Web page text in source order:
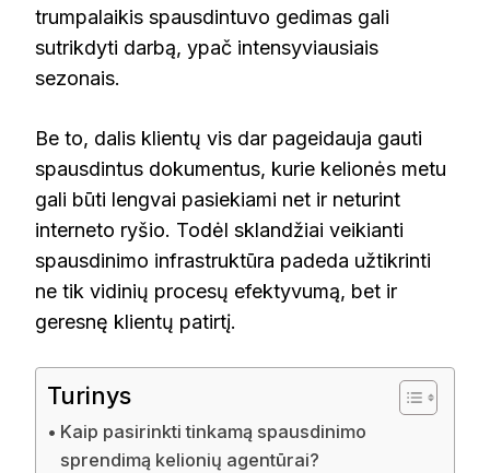
trumpalaikis spausdintuvo gedimas gali
sutrikdyti darbą, ypač intensyviausiais
sezonais.
Be to, dalis klientų vis dar pageidauja gauti
spausdintus dokumentus, kurie kelionės metu
gali būti lengvai pasiekiami net ir neturint
interneto ryšio. Todėl sklandžiai veikianti
spausdinimo infrastruktūra padeda užtikrinti
ne tik vidinių procesų efektyvumą, bet ir
geresnę klientų patirtį.
Turinys
Kaip pasirinkti tinkamą spausdinimo
sprendimą kelionių agentūrai?